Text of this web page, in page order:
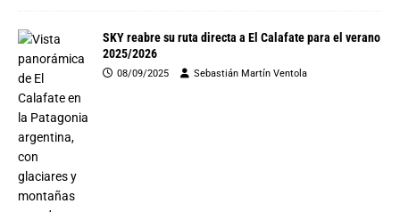
SKY reabre su ruta directa a El Calafate para el verano
2025/2026
08/09/2025 Sebastián Martín Ventola